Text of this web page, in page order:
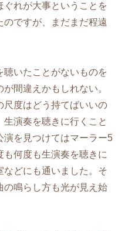
れが大事ということを
ですが、まだまだ程遠
いたことがないものを
間違えかもしれない。
尺度はどう持てばいいの
演奏を聴きに行くこと
演を見つけてはマーラー5
何度も生演奏を聴きに
どにも通いました。そ
の鳴らし方も光が見え始